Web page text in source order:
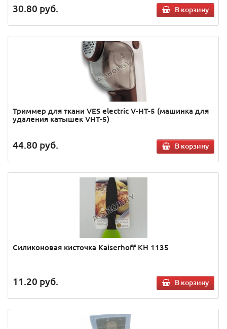
30.80 руб. В корзину
Триммер для ткани VES electric V-HT-5 (машинка для
удаления катышек VHT-5)
44.80 руб. В корзину
Силиконовая кисточка Кaiserhoff KH 1135
11.20 руб. В корзину